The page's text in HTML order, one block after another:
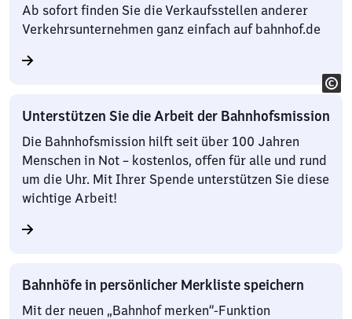
Ab sofort finden Sie die Verkaufsstellen anderer
Verkehrsunternehmen ganz einfach auf bahnhof.de
Unterstützen Sie die Arbeit der Bahnhofsmission
Die Bahnhofsmission hilft seit über 100 Jahren
Menschen in Not – kostenlos, offen für alle und rund
um die Uhr. Mit Ihrer Spende unterstützen Sie diese
wichtige Arbeit!
Bahnhöfe in persönlicher Merkliste speichern
Mit der neuen „Bahnhof merken“-Funktion